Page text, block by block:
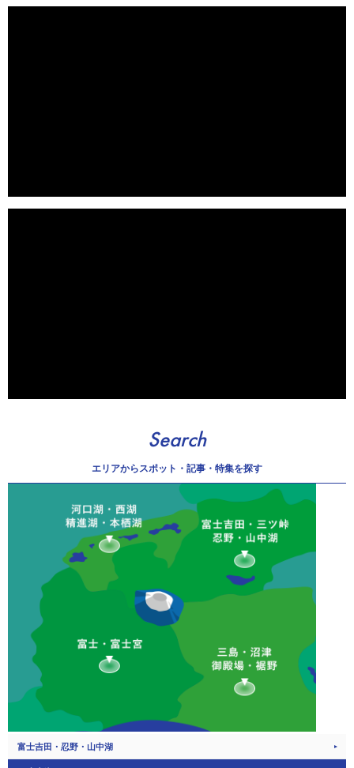
Search
エリアからスポット・記事・特集を探す
富士吉田・忍野・山中湖